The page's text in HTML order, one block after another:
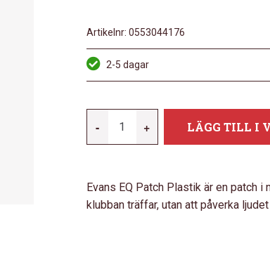
Artikelnr: 0553044176
2-5 dagar
-
-
DOUBLE
+ LÄGG TILL I
Evans EQ Patch Plastik är en patch
klubban träffar, utan att påverka